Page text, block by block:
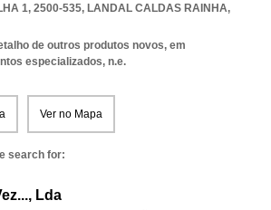
1, 2500-535, LANDAL CALDAS RAINHA,
de outros produtos novos, em
especializados, n.e.
Ver no Mapa
search for:
Lda